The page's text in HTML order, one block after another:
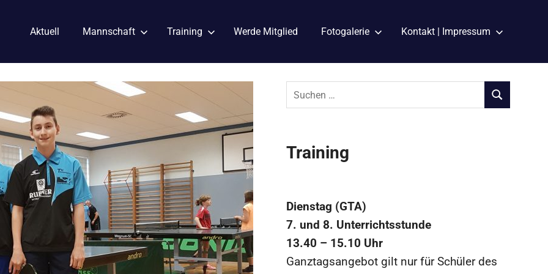
Aktuell Mannschaft Training Werde Mitglied Fotogalerie Kontakt | Impressum
nach:
SUCHEN
Training
Dienstag (GTA)
7. und 8. Unterrichtsstunde
13.40 – 15.10 Uhr
Ganztagsangebot gilt nur für Schüler des